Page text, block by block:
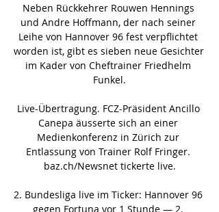
Neben Rückkehrer Rouwen Hennings
und Andre Hoffmann, der nach seiner
Leihe von Hannover 96 fest verpflichtet
worden ist, gibt es sieben neue Gesichter
im Kader von Cheftrainer Friedhelm
Funkel.
Live-Übertragung. FCZ-Präsident Ancillo
Canepa äusserte sich an einer
Medienkonferenz in Zürich zur
Entlassung von Trainer Rolf Fringer.
baz.ch/Newsnet tickerte live.
2. Bundesliga live im Ticker: Hannover 96
gegen Fortuna vor 1 Stunde — 2.